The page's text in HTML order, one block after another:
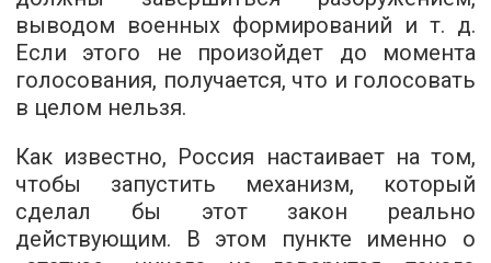
выводом военных формирований и т. д.
Если этого не произойдет до момента
голосования, получается, что и голосовать
в целом нельзя.
Как известно, Россия настаивает на том,
чтобы запустить механизм, который
сделал бы этот закон реально
действующим. В этом пункте именно о